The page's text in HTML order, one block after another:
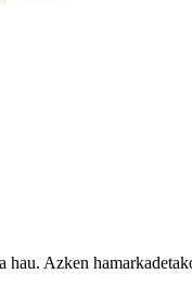
hau. Azken